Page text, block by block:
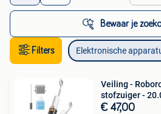
Bewaar je
Filters Elektronische
Veiling -
stofzuiger -
€ 47,00